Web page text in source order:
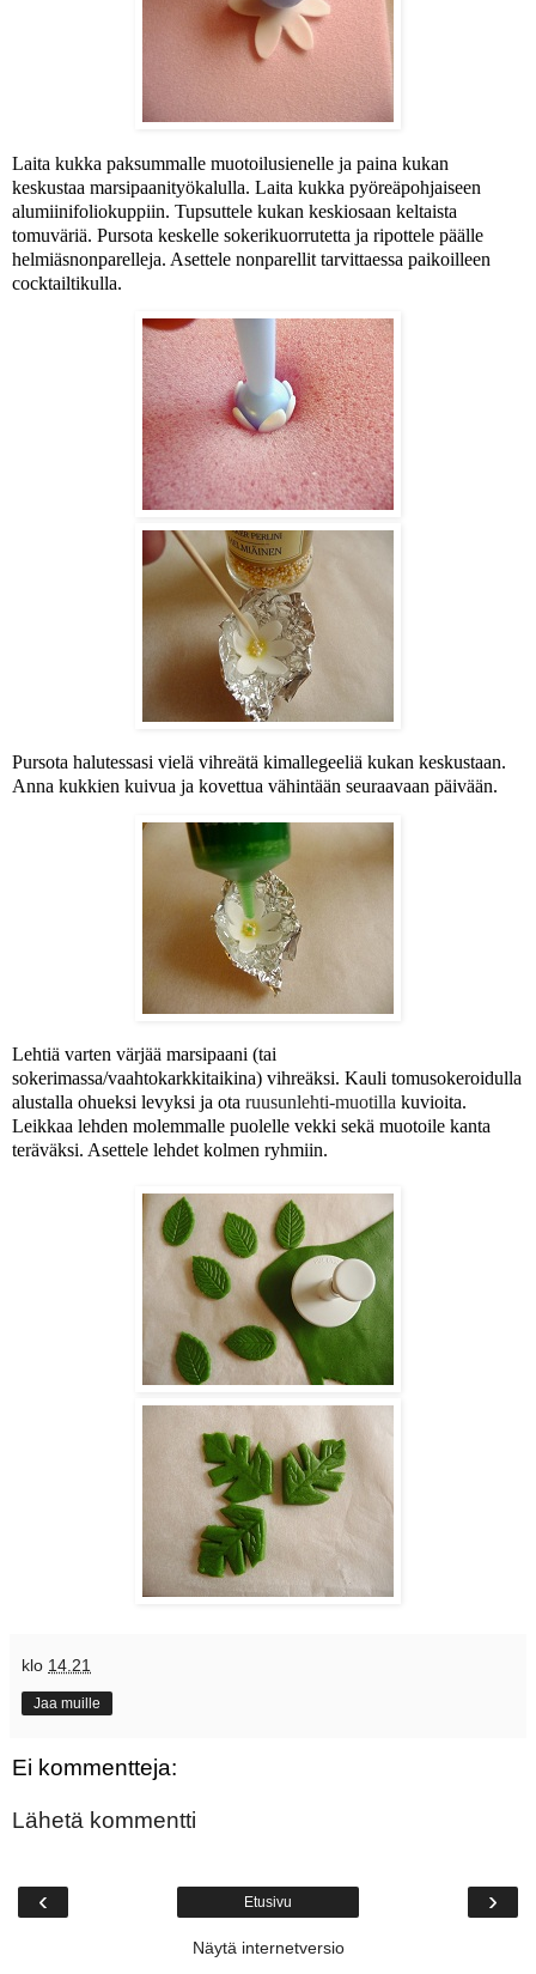
Laita kukka paksummalle muotoilusienelle ja paina kukan
keskustaa marsipaanityökalulla. Laita kukka pyöreäpohjaiseen
alumiinifoliokuppiin. Tupsuttele kukan keskiosaan keltaista
tomuväriä. Pursota keskelle sokerikuorrutetta ja ripottele päälle
helmiäsnonparelleja. Asettele nonparellit tarvittaessa paikoilleen
cocktailtikulla.
Pursota halutessasi vielä vihreätä kimallegeeliä kukan keskustaan.
Anna kukkien kuivua ja kovettua vähintään seuraavaan päivään.
Lehtiä varten värjää marsipaani (tai
sokerimassa/vaahtokarkkitaikina) vihreäksi. Kauli tomusokeroidulla
alustalla ohueksi levyksi ja ota ruusunlehti-muotilla kuvioita.
Leikkaa lehden molemmalle puolelle vekki sekä muotoile kanta
teräväksi. Asettele lehdet kolmen ryhmiin.
klo 14.21
Jaa muille
Ei kommentteja:
Lähetä kommentti
‹ ›
Etusivu
Näytä internetversio